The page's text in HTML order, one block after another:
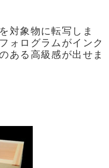
対象物に転写しま
ォログラムがインク
ある高級感が出せま